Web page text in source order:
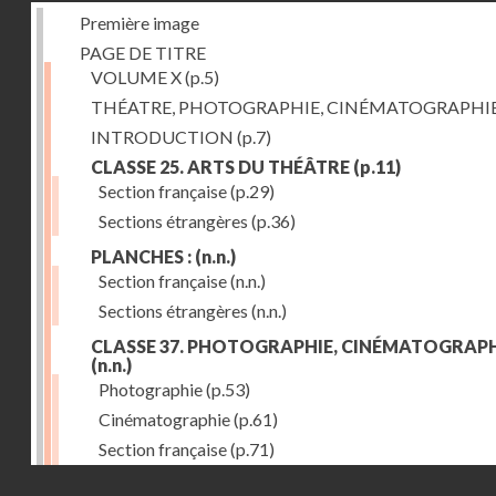
Première image
PAGE DE TITRE
VOLUME X(p.5)
THÉATRE, PHOTOGRAPHIE,
INTRODUCTION (p.7)
CLASSE 25. ARTS DU THÉÂTRE (p.11)
Section française(p.29)
Sections étrangères (p.36)
PLANCHES : (n.n.)
Section française(n.n.)
Sections étrangères (n.n.)
CLASSE 37. PHOTOGRAPHIE,
(n.n.)
Photographie(p.53)
Cinématographie(p.61)
Section française(p.71)